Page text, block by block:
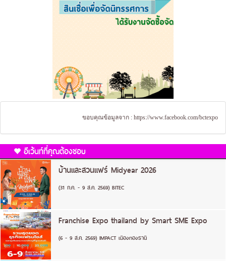
ขอบคุณข้อมูลจาก : https://www.facebook.com/bctexpo
อีเว้นท์ที่คุณต้องชอบ
บ้านและสวนแฟร์ Midyear 2026
(31 ก.ค. - 9 ส.ค. 2569) BITEC
Franchise Expo thailand by Smart SME Expo
(6 - 9 ส.ค. 2569) IMPACT เมืองทองธานี